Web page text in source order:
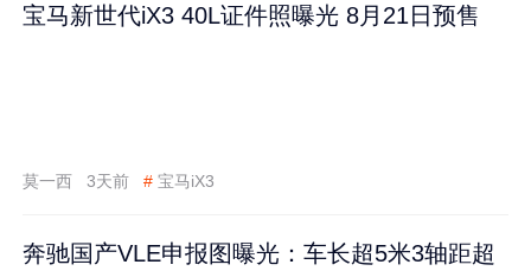
宝马新世代iX3 40L证件照曝光 8月21日预售
莫一西 3天前 # 宝马iX3
奔驰国产VLE申报图曝光：车长超5米3轴距超